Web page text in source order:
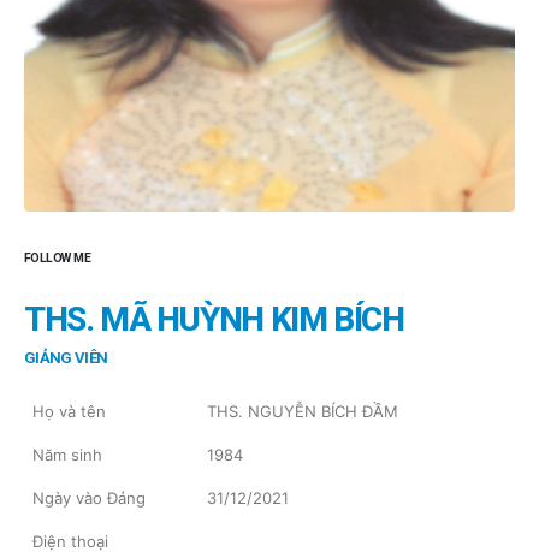
FOLLOW ME
THS. MÃ HUỲNH KIM BÍCH
GIẢNG VIÊN
Họ và tên THS. NGUYỄN BÍCH ĐẦM
Năm sinh 1984
Ngày vào Đảng 31/12/2021
Điện thoại